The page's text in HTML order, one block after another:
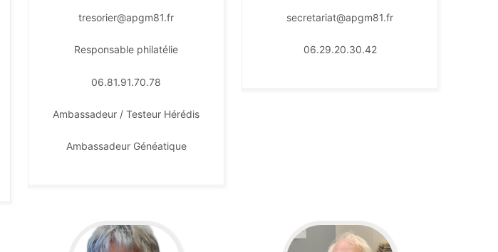
tresorier@apgm81.fr
Responsable philatélie
06.81.91.70.78
Ambassadeur / Testeur Hérédis
Ambassadeur Généatique
secretariat@apgm81.fr
06.29.20.30.42